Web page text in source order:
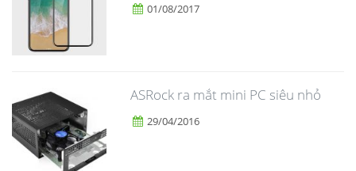
01/08/2017
ASRock ra mắt mini PC siêu nhỏ
29/04/2016